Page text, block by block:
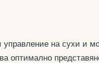
управление на сухи и
оптимално